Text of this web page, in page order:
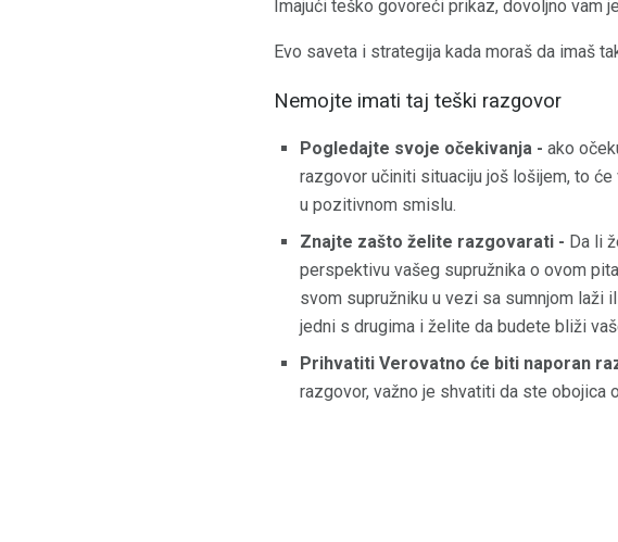
Imajući teško govoreći prikaz, dovoljno vam
Evo saveta i strategija kada moraš da imaš
Nemojte imati taj teški razgovor
Pogledajte svoje očekivanja - ako
razgovor učiniti situaciju još lošijem, to
u pozitivnom smislu.
Znajte zašto želite razgovarati - Da li
perspektivu vašeg supružnika o ovom
svom supružniku u vezi sa sumnjom laži
jedni s drugima i želite da budete bliži
Prihvatiti Verovatno će biti naporan
razgovor, važno je shvatiti da ste obojica